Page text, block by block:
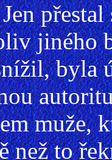
jiného
byla
muže,
než to